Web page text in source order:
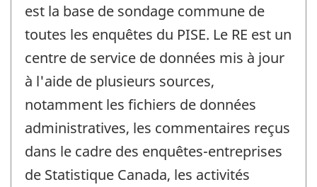
est la base de sondage commune de
toutes les enquêtes du PISE. Le RE est un
centre de service de données mis à jour
à l'aide de plusieurs sources,
notamment les fichiers de données
administratives, les commentaires reçus
dans le cadre des enquêtes-entreprises
de Statistique Canada, les activités